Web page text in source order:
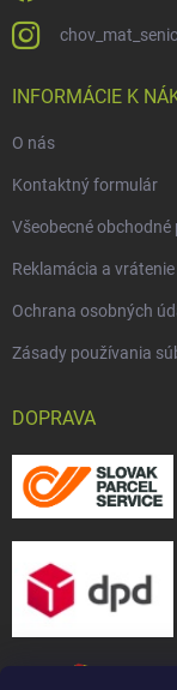
INFORMÁCIE K
O nás
Kontaktný formulár
Všeobecné obchodné
Reklamácia a
Ochrana osobných
Zásady používania
DOPRAVA